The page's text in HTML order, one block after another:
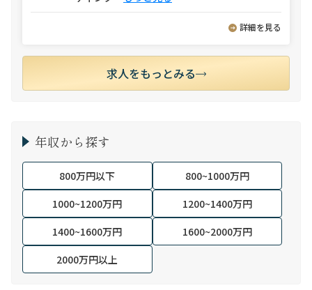
詳細を見る
求人をもっとみる
年収から探す
800万円以下
800~1000万円
1000~1200万円
1200~1400万円
1400~1600万円
1600~2000万円
2000万円以上